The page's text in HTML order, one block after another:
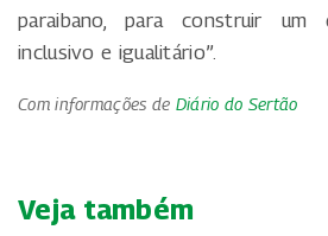
paraibano, para construir um
inclusivo e igualitário”.
Com informações de Diário do Sertão
Veja também